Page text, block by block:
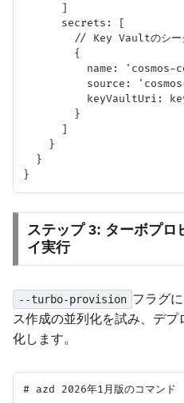
      ]
      secrets: [
// Key Vaultのシー
        {
name: 'cosmos-
source:
keyVaultUri:
        }
      ]
    }
  }
ステップ 3: ターボプロ
イ実行
--turbo-provision フラグ
ス作成の並列化を試み、デ
化します。
# azd 2026年1月版のコマンド